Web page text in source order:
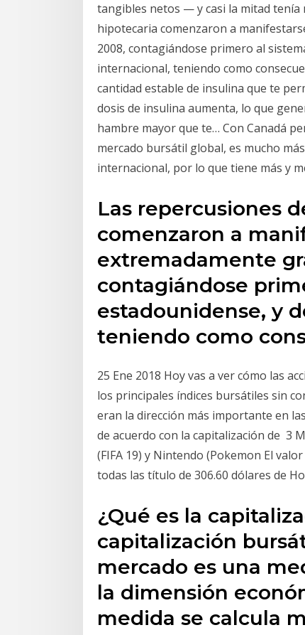
tangibles netos — y casi la mitad tenía
hipotecaria comenzaron a
2008, contagiándose primero al
internacional, teniendo como
cantidad estable de insulina que te
dosis de insulina aumenta, lo que
hambre mayor que te… Con Canadá
mercado bursátil global, es mucho
internacional, por lo que tiene más y
Las repercusiones
comenzaron a
extremadamente
contagiándose
estadounidense, y
teniendo como
25 Ene 2018 Hoy vas a ver cómo las
los principales índices bursátiles sin
eran la dirección más importante en
de acuerdo con la capitalización de 3
(FIFA 19) y Nintendo (Pokemon El
todas las título de 306.60 dólares de
¿Qué es la
capitalización
mercado es una
la dimensión
medida se calcula